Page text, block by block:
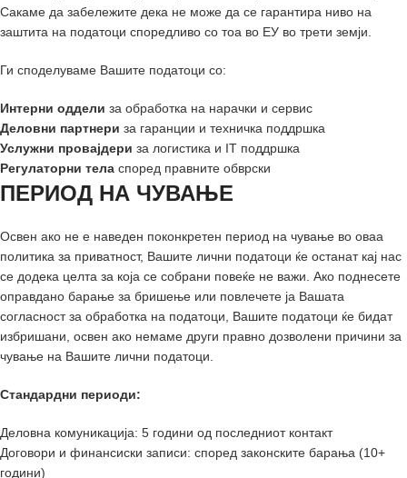
Сакаме да забележите дека не може да се гарантира ниво на
заштита на податоци споредливо со тоа во ЕУ во трети земји.
Ги споделуваме Вашите податоци со:
Интерни оддели за обработка на нарачки и сервис
Деловни партнери за гаранции и техничка поддршка
Услужни провајдери за логистика и IT поддршка
Регулаторни тела според правните обврски
ПЕРИОД НА ЧУВАЊЕ
Освен ако не е наведен поконкретен период на чување во оваа
политика за приватност, Вашите лични податоци ќе останат кај нас
се додека целта за која се собрани повеќе не важи. Ако поднесете
оправдано барање за бришење или повлечете ја Вашата
согласност за обработка на податоци, Вашите податоци ќе бидат
избришани, освен ако немаме други правно дозволени причини за
чување на Вашите лични податоци.
Стандардни периоди:
Деловна комуникација: 5 години од последниот контакт
Договори и финансиски записи: според законските барања (10+
години)